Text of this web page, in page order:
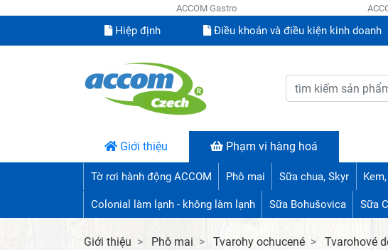
ACCOM Gastro
Hiệp định Điều khoản và điều kiện kinh doanh
Giới thiệu Phạm vi hàng hoá
Tờ rơi hành động ACCOM Phô mai Sữa chua, Skyr
Colonial làm lạnh - không làm lạnh Sữa Bohušovica Sữa
Giới thiệu Phô mai Tvarohy ochucené Tvarohové